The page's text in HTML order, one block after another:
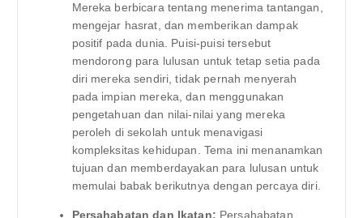
Mereka berbicara tentang menerima tantangan,
mengejar hasrat, dan memberikan dampak
positif pada dunia. Puisi-puisi tersebut
mendorong para lulusan untuk tetap setia pada
diri mereka sendiri, tidak pernah menyerah
pada impian mereka, dan menggunakan
pengetahuan dan nilai-nilai yang mereka
peroleh di sekolah untuk menavigasi
kompleksitas kehidupan. Tema ini menanamkan
tujuan dan memberdayakan para lulusan untuk
memulai babak berikutnya dengan percaya diri.
Persahabatan dan Ikatan: Persahabatan